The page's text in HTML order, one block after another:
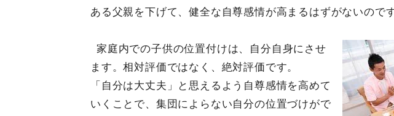
ある父親を下げて、健全な自尊感情が高まるはずがないのです
家庭内での子供の位置付けは、自分自身にさせ
ます。相対評価ではなく、絶対評価です。
「自分は大丈夫」と思えるよう自尊感情を高めて
いくことで、集団によらない自分の位置づけがで